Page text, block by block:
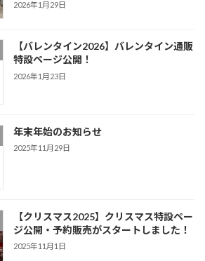
2026年1月29日
【バレンタイン2026】バレンタイン通販
特設ページ公開！
2026年1月23日
年末年始のお知らせ
2025年11月29日
【クリスマス2025】クリスマス特設ペー
ジ公開・予約販売がスタートしました！
2025年11月1日